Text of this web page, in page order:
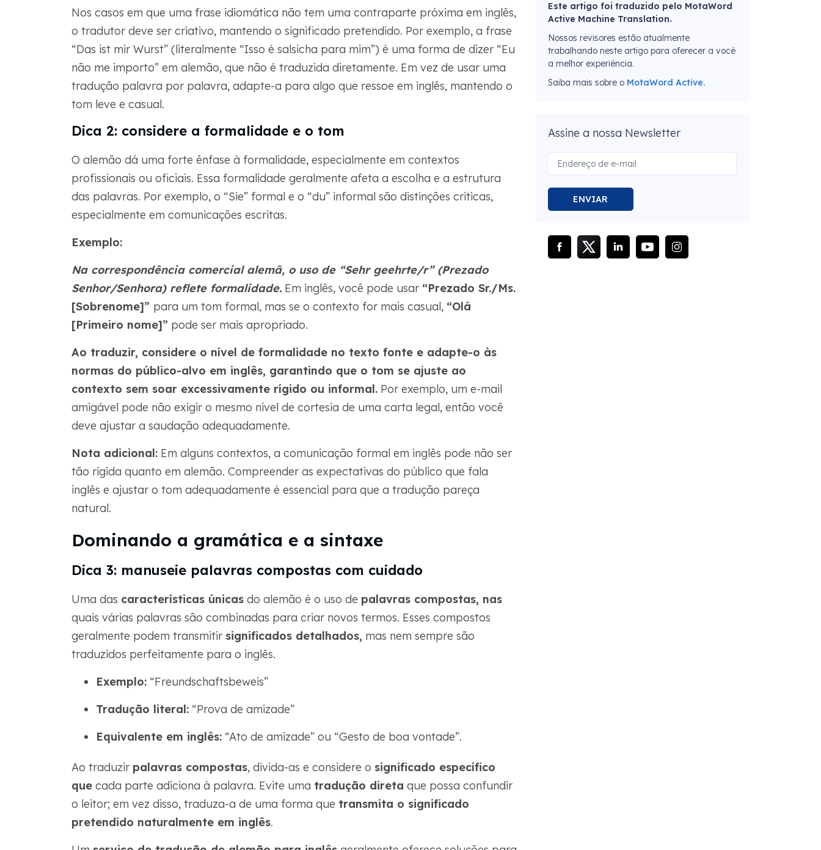
Nos casos em que uma frase idiomática não tem uma contraparte próxima em inglês,
o tradutor deve ser criativo, mantendo o significado pretendido. Por exemplo, a frase
“Das ist mir Wurst” (literalmente “Isso é salsicha para mim”) é uma forma de dizer “Eu
não me importo” em alemão, que não é traduzida diretamente. Em vez de usar uma
tradução palavra por palavra, adapte-a para algo que ressoe em inglês, mantendo o
tom leve e casual.
Dica 2: considere a formalidade e o tom
O alemão dá uma forte ênfase à formalidade, especialmente em contextos
profissionais ou oficiais. Essa formalidade geralmente afeta a escolha e a estrutura
das palavras. Por exemplo, o “Sie” formal e o “du” informal são distinções críticas,
especialmente em comunicações escritas.
Exemplo:
Na correspondência comercial alemã, o uso de “Sehr geehrte/r” (Prezado
Senhor/Senhora) reflete formalidade.Em inglês, você pode usar “Prezado Sr./Ms.
[Sobrenome]” para um tom formal, mas se o contexto for mais casual, “Olá
[Primeiro nome]” pode ser mais apropriado.
Ao traduzir, considere o nível de formalidadeno texto fonte e adapte-o às
normas do público-alvo em inglês, garantindo que o tom se ajuste ao
contexto sem soar excessivamente rígido ou informal.Por exemplo, um e-mail
amigável pode não exigir o mesmo nível de cortesia de uma carta legal, então você
deve ajustar a saudação adequadamente.
Nota adicional:Em alguns contextos, a comunicação formal em inglês pode não ser
tão rígida quanto em alemão. Compreender as expectativas do público que fala
inglês e ajustar o tom adequadamente é essencial para que a tradução pareça
natural.
Dominando a gramática e a sintaxe
Dica 3: manuseie palavras compostas com cuidado
Uma das características únicasdo alemão é o uso de palavras compostas, nas
quais várias palavras são combinadas para criar novos termos. Esses compostos
geralmente podem transmitir significados detalhados, mas nem sempre são
traduzidos perfeitamente para o inglês.
Exemplo:“Freundschaftsbeweis”
Tradução literal:“Prova de amizade”
Equivalente em inglês:“Ato de amizade” ou “Gesto de boa vontade”.
Ao traduzir palavras compostas, divida-as e considere o significado específico
quecada parte adiciona à palavra. Evite uma tradução direta que possa confundir
o leitor; em vez disso, traduza-a de uma forma que transmita o significado
pretendido naturalmente em inglês.
Este artigo foi traduzido pelo MotaWord
Active Machine Translation.
Nossos revisores estão atualmente
trabalhando neste artigo para oferecer a você
a melhor experiência.
Saiba mais sobre o MotaWord Active.
Assine a nossa Newsletter
ENVIAR